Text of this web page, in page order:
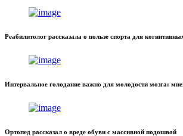
Реабилитолог рассказала о пользе спорта для
Интервальное голодание важно для молодости мозга:
Ортопед рассказал о вреде обуви с массивной подошвой